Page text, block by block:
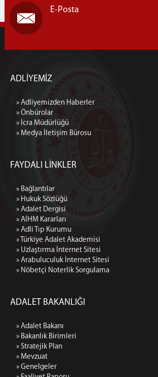
E-Posta
ADLİYEMİZ
» Adliyemizden Haberler
» Önbürolar
» İcra Müdürlüğü
» Medya İletişim Bürosu
FAYDALI LİNKLER
» Bağlantılar
» Hukuk Sözlüğü
» Adalet Dergisi
» AİHM Kararları
» Adli Tıp Kurumu
» Türkiye Adalet Akademisi
» Uzlaştırma İnternet Sitesi
» Arabuluculuk İnternet Sitesi
» Nöbetçi Noterlik Sorgulama
ADALET BAKANLIĞI
» Adalet Bakanı
» Bakanlık Birimleri
» Stratejik Plan
» Mevzuat
» Genelgeler